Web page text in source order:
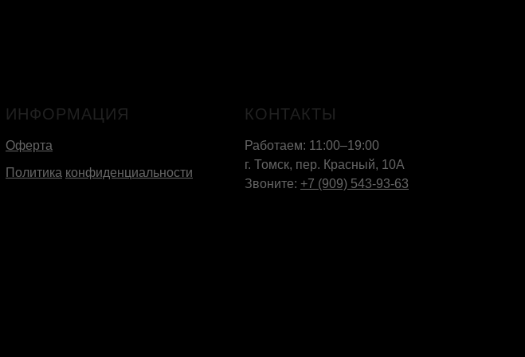
ИНФОРМАЦИЯ
Оферта
Политика конфиденциальности
КОНТАКТЫ
Работаем: 11:00–19:00
г. Томск, пер. Красный, 10А
Звоните: +7 (909) 543-93-63